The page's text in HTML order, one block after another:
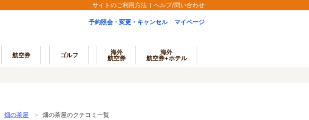
サイトのご利用方法 ヘルプ/問い合わせ
予約照会・変更・キャンセル マイページ
航空券 ゴルフ
海外
航空券
海外
航空券+ホテル
畑の茶屋 ＞ 畑の茶屋のクチコミ一覧